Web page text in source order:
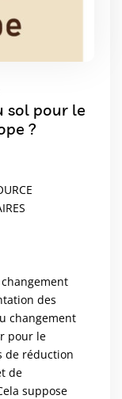
sol pour le
?
des
changement
pour le
de réduction
de
suppose